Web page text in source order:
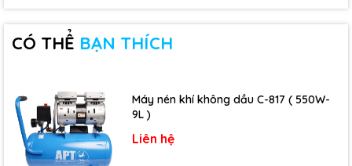
CÓ THỂ BẠN THÍCH
Máy nén khí không dầu C-817 ( 550W-
9L )
Liên hệ